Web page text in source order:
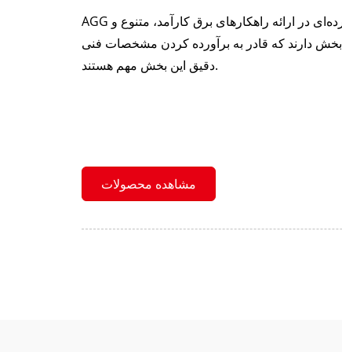
AGG و شرکای جهانی آن تجربه گسترده‌ای در ارائه راهکارهای برق کارآمد، متنوع و
بخش دارند که قادر به برآورده کردن مشخصات فنی
دقیق این بخش مهم هستند.
مشاهده محصولات